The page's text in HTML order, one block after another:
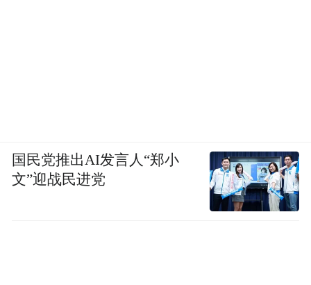
国民党推出AI发言人“郑小
文”迎战民进党